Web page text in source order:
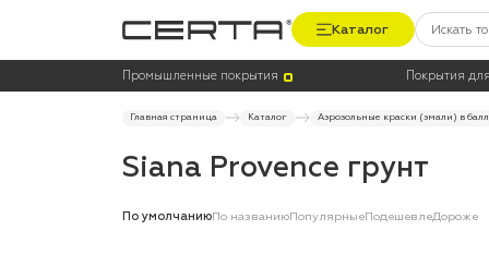
Каталог
Промышленные покрытия Покрытия
Главная страница Каталог Аэрозольные краски (эмали) в
Siana Provence грунт
По умолчаниюПо названиюПопулярныеПодешевлеДороже